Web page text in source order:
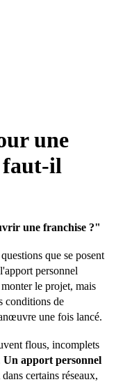
une
faut-il
une franchise ?"
que se posent
personnel
le projet, mais
conditions de
une fois lancé.
flous, incomplets
Un apport personnel
dans certains réseaux,